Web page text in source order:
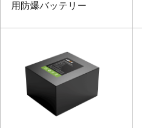
用防爆バッテリー